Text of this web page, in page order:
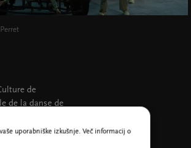
de
de la danse de
la Ville-Paris;
des arts;
uporabniške izkušnje. Več informacij o